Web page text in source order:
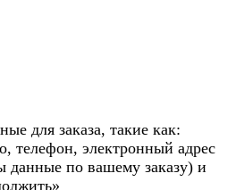
для заказа, такие как:
телефон, электронный адрес
данные по вашему заказу) и